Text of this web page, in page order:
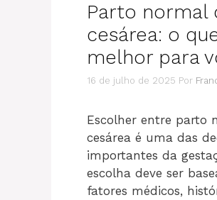
Parto normal
cesárea: o
melhor para
16 de julho de 2025 Por
Escolher entre parto
cesárea é uma das
importantes da
escolha deve ser
fatores médicos,